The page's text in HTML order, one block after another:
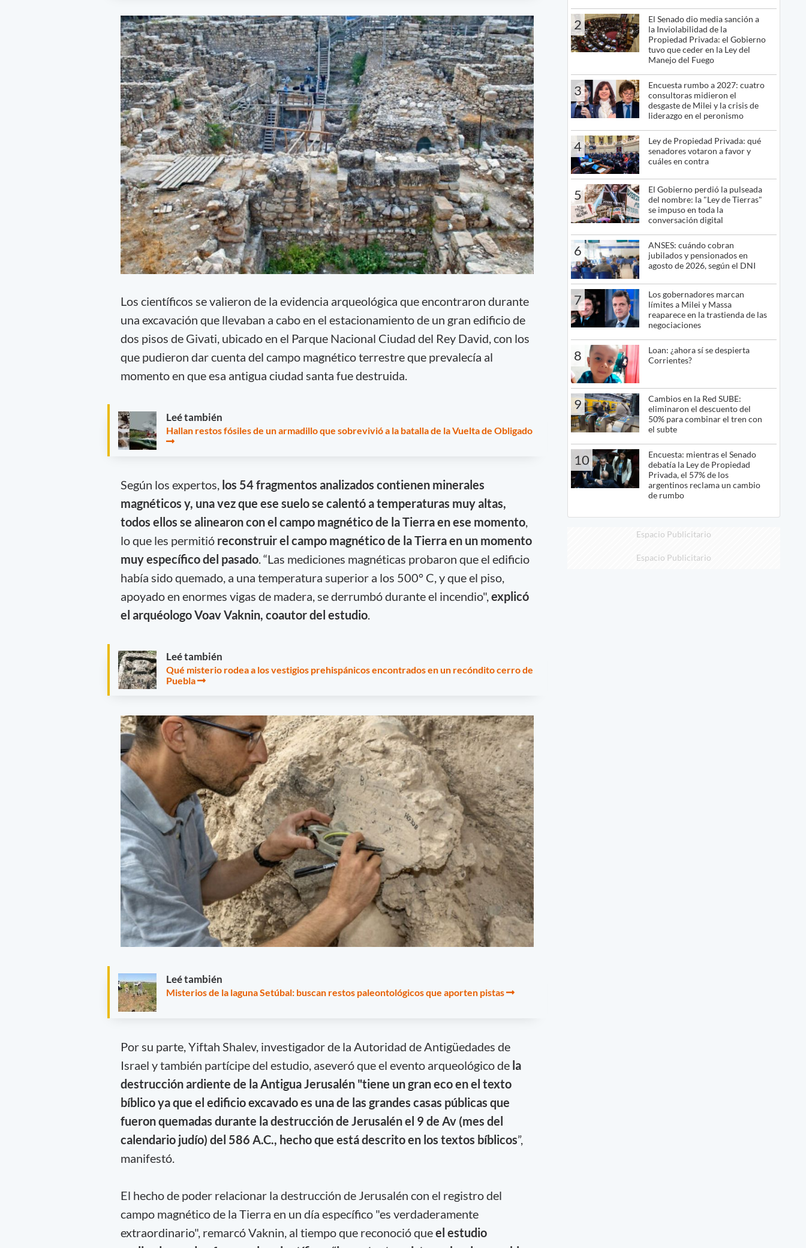
Los científicos se valieron de la evidencia arqueológica que encontraron durante
una excavación que llevaban a cabo en el estacionamiento de un gran edificio de
dos pisos de Givati, ubicado en el Parque Nacional Ciudad del Rey David, con los
que pudieron dar cuenta del campo magnético terrestre que prevalecía al
momento en que esa antigua ciudad santa fue destruida.
Leé también
Hallan restos fósiles de un armadillo que sobrevivió a la batalla de la Vuelta de Obligado
Según los expertos, los 54 fragmentos analizados contienen minerales
magnéticos y, una vez que ese suelo se calentó a temperaturas muy altas,
todos ellos se alinearon con el campo magnético de la Tierra en ese momento,
lo que les permitió reconstruir el campo magnético de la Tierra en un momento
muy específico del pasado. “Las mediciones magnéticas probaron que el edificio
había sido quemado, a una temperatura superior a los 500° C, y que el piso,
apoyado en enormes vigas de madera, se derrumbó durante el incendio",explicó
el arquéologo Voav Vaknin, coautor del estudio.
Leé también
Qué misterio rodea a los vestigios prehispánicos encontrados en un recóndito cerro de
Puebla
Leé también
Misterios de la laguna Setúbal: buscan restos paleontológicos que aporten pistas
Por su parte, Yiftah Shalev, investigador de la Autoridad de Antigüedades de
Israel y también partícipe del estudio, aseveró que el evento arqueológico dela
destrucción ardiente de la Antigua Jerusalén "tiene un gran eco en el texto
bíblico ya que el edificio excavado es una de las grandes casas públicas que
fueron quemadas durante la destrucción de Jerusalén el 9 de Av (mes del
calendario judío) del 586 A.C., hecho que está descrito en los textos bíblicos”,
manifestó.
El hecho de poder relacionar la destrucción de Jerusalén con el registro del
campo magnético de la Tierra en un día específico "es verdaderamente
extraordinario", remarcó Vaknin, al tiempo que reconoció queel estudio
2
El Senado dio media sanción a
la Inviolabilidad de la
Propiedad Privada: el Gobierno
tuvo que ceder en la Ley del
Manejo del Fuego
3
Encuesta rumbo a 2027: cuatro
consultoras midieron el
desgaste de Milei y la crisis de
liderazgo en el peronismo
4
Ley de Propiedad Privada: qué
senadores votaron a favor y
cuáles en contra
5
El Gobierno perdió la pulseada
del nombre: la "Ley de Tierras"
se impuso en toda la
conversación digital
6
ANSES: cuándo cobran
jubilados y pensionados en
agosto de 2026, según el DNI
7
Los gobernadores marcan
límites a Milei y Massa
reaparece en la trastienda de las
negociaciones
8
Loan: ¿ahora sí se despierta
Corrientes?
9
Cambios en la Red SUBE:
eliminaron el descuento del
50% para combinar el tren con
el subte
10
Encuesta: mientras el Senado
debatía la Ley de Propiedad
Privada, el 57% de los
argentinos reclama un cambio
de rumbo
Espacio Publicitario
Espacio Publicitario